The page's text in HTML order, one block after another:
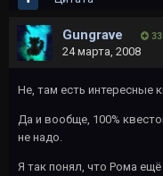
Gungrave 33
24 марта, 2008
Не, там есть интересные
Да и вообще, 100%
не надо.
Я так понял, что Рома